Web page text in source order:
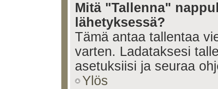
Mitä "Tallenna"
lähetyksessä?
Tämä antaa tallentaa
varten. Ladataksesi
asetuksiisi ja seuraa
Ylös